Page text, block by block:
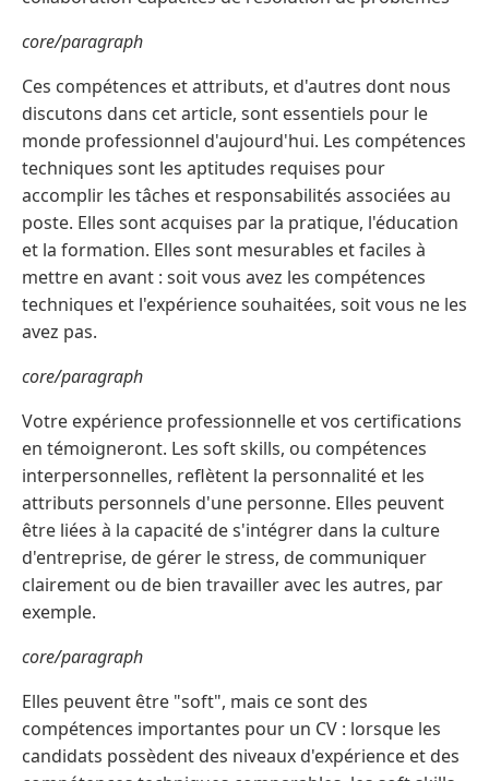
core/paragraph
Ces compétences et attributs, et d'autres dont nous
discutons dans cet article, sont essentiels pour le
monde professionnel d'aujourd'hui. Les compétences
techniques sont les aptitudes requises pour
accomplir les tâches et responsabilités associées au
poste. Elles sont acquises par la pratique, l'éducation
et la formation. Elles sont mesurables et faciles à
mettre en avant : soit vous avez les compétences
techniques et l'expérience souhaitées, soit vous ne les
avez pas.
core/paragraph
Votre expérience professionnelle et vos certifications
en témoigneront. Les soft skills, ou compétences
interpersonnelles, reflètent la personnalité et les
attributs personnels d'une personne. Elles peuvent
être liées à la capacité de s'intégrer dans la culture
d'entreprise, de gérer le stress, de communiquer
clairement ou de bien travailler avec les autres, par
exemple.
core/paragraph
Elles peuvent être "soft", mais ce sont des
compétences importantes pour un CV : lorsque les
candidats possèdent des niveaux d'expérience et des